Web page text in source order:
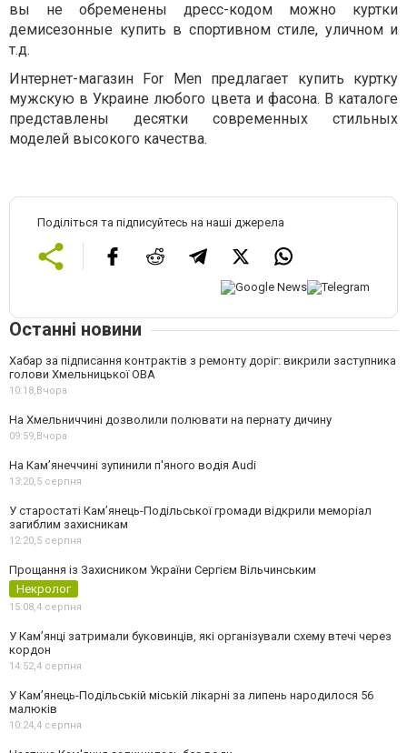
вы не обременены дресс-кодом можно куртки
демисезонные купить в спортивном стиле, уличном и
т.д.
Интернет-магазин For Men предлагает купить куртку
мужскую в Украине любого цвета и фасона. В каталоге
представлены десятки современных стильных
моделей высокого качества.
Поділіться та підписуйтесь на наші джерела
Останні новини
Хабар за підписання контрактів з ремонту доріг: викрили заступника
голови Хмельницької ОВА
10:18,Вчора
На Хмельниччині дозволили полювати на пернату дичину
09:59,Вчора
На Камʼянеччині зупинили п'яного водія Audi
13:20,5 серпня
У старостаті Кам’янець-Подільської громади відкрили меморіал
загиблим захисникам
12:20,5 серпня
Прощання із Захисником України Сергієм Вільчинським
Некролог
15:08,4 серпня
У Кам’янці затримали буковинців, які організували схему втечі через
кордон
14:52,4 серпня
У Кам’янець-Подільській міській лікарні за липень народилося 56
малюків
10:24,4 серпня